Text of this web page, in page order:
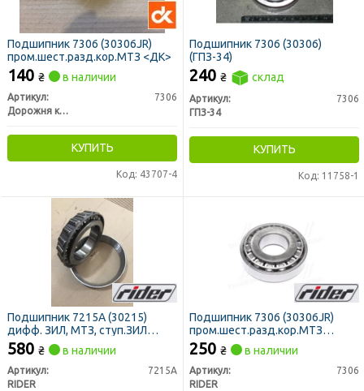
Подшипник 7306 (30306JR)
пром.шест.разд.кор.МТЗ <ДК>
140 ₴ в наличии
Артикул:
7306
Дорожня карта
КУПИТЬ
Код: 43707-4
Подшипник 7306 (30306)
(ГПЗ-34)
240 ₴ склад
Артикул:
7306
ГПЗ-34
КУПИТЬ
Код: 11758-1
Подшипник 7215А (30215)
дифф. ЗИЛ, МТЗ, ступ.ЗИЛ
(RIDER)
580 ₴ в наличии
Артикул:
7215А
RIDER
Подшипник 7306 (30306JR)
пром.шест.разд.кор.МТЗ
(RIDER)
250 ₴ в наличии
Артикул:
7306
RIDER